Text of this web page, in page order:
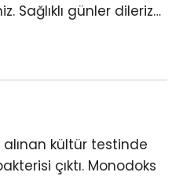
Sağlıklı günler dileriz…
kültür testinde
çıktı. Monodoks